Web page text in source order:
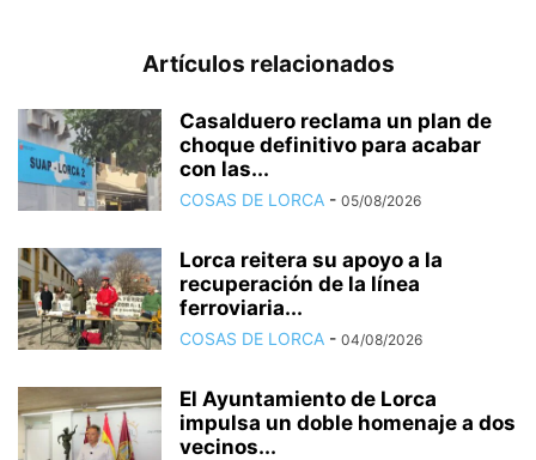
Artículos relacionados
Casalduero reclama un plan de
choque definitivo para acabar
con las...
COSAS DE LORCA - 05/08/2026
Lorca reitera su apoyo a la
recuperación de la línea
ferroviaria...
COSAS DE LORCA - 04/08/2026
El Ayuntamiento de Lorca
impulsa un doble homenaje a dos
vecinos...